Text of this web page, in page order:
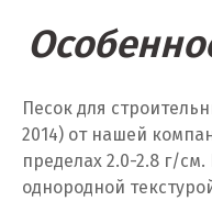
Жуковский
И
Песок для
2014) от нашей
пределах 2.0-2.8 г/
однородной